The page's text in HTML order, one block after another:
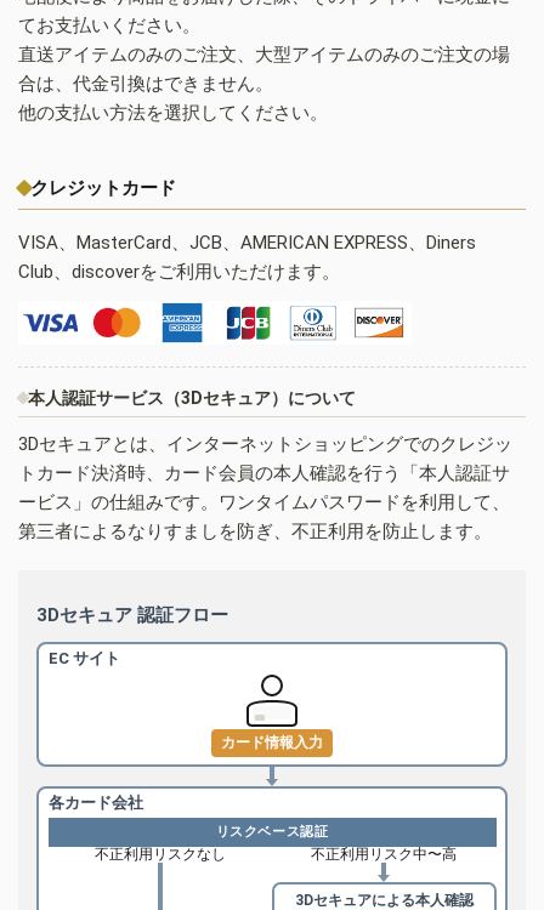
てお支払いください。
直送アイテムのみのご注文、大型アイテムのみのご注文の場
合は、代金引換はできません。
他の支払い方法を選択してください。
クレジットカード
VISA、MasterCard、JCB、AMERICAN EXPRESS、Diners
Club、discoverをご利用いただけます。
本人認証サービス（3Dセキュア）について
3Dセキュアとは、インターネットショッピングでのクレジッ
トカード決済時、カード会員の本人確認を行う「本人認証サ
ービス」の仕組みです。ワンタイムパスワードを利用して、
第三者によるなりすましを防ぎ、不正利用を防止します。
3Dセキュア 認証フロー
EC サイト
カード情報入力
各カード会社
リスクベース認証
不正利用リスクなし 不正利用リスク中〜高
3Dセキュアによる本人確認